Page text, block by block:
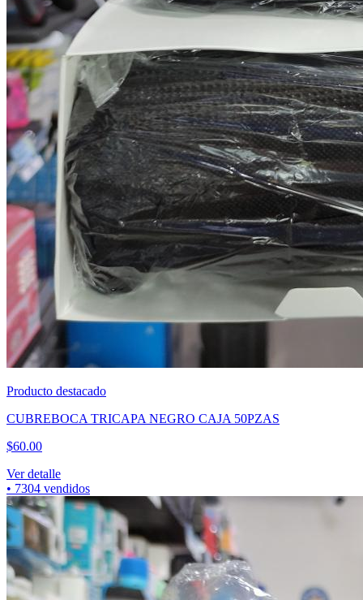
Producto destacado
CUBREBOCA TRICAPA NEGRO CAJA 50PZAS
$60.00
Ver detalle
• 7304 vendidos